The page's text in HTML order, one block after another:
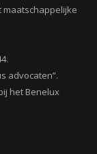
advocaten”.
het Benelux